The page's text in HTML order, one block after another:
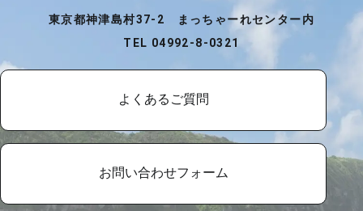
東京都神津島村37-2 まっちゃーれセンター内
TEL 04992-8-0321
よくあるご質問
お問い合わせフォーム